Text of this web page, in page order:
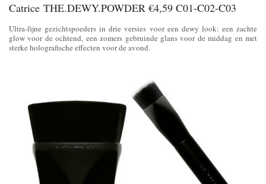
Catrice THE.DEWY.POWDER €4,59 C01-C02-C03
Ultra-fijne gezichtspoeders in drie versies voor een dewy look: een zachte
glow voor de ochtend, een zomers gebruinde glans voor de middag en met
sterke holografische effecten voor de avond.